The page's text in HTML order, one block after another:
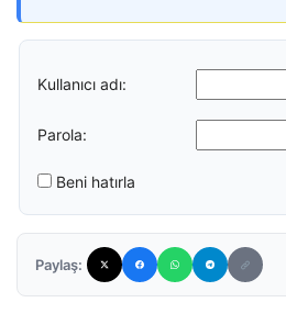
Kullanıcı adı:
Parola:
Beni hatırla
Paylaş: